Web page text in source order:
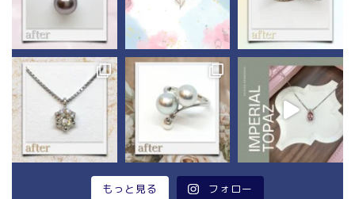
もっと見る フォロー